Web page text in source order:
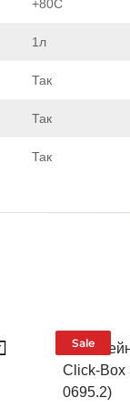
+80С
1л
Так
Так
Так
Поставте оцінку
Sale